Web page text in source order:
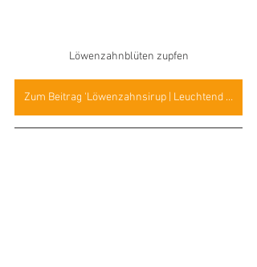
Löwenzahnblüten zupfen
Zum Beitrag 'Löwenzahnsirup | Leuchtend gelbe Verführung'